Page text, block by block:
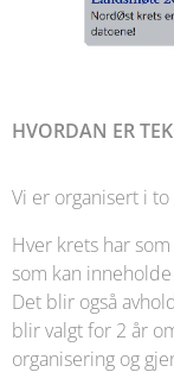
HVORDAN ER
Vi er organisert i
Hver krets har
som kan
Det blir også
blir valgt for 2 år
organisering og